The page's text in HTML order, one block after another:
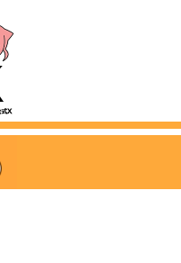
8月14日(金)・15日(土)